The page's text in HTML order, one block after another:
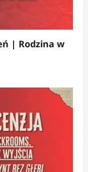
| Rodzina w